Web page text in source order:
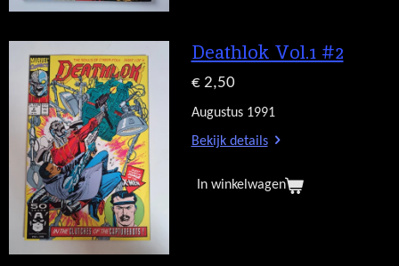
Deathlok Vol.1 #2
€ 2,50
Augustus 1991
Bekijk details
In winkelwagen